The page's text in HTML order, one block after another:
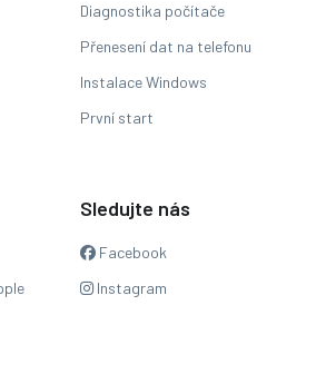
Diagnostika počítače
Přenesení dat na telefonu
Instalace Windows
První start
Sledujte nás
Facebook
Instagram